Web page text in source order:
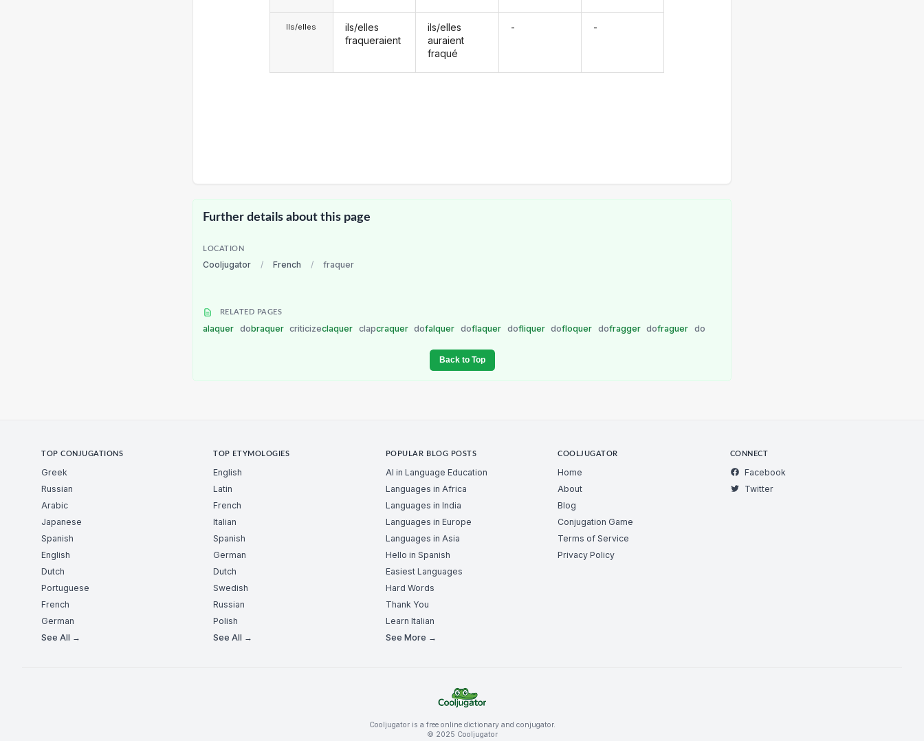
Ils/elles
ils/elles
fraqueraient
ils/elles
auraient
fraqué
- -
Further details about this page
LOCATION
Cooljugator / French / fraquer
RELATED PAGES
alaquer dobraquer criticizeclaquer clapcraquer dofalquer doflaquer dofliquer dofloquer dofragger dofraguer do
Back to Top
TOP CONJUGATIONS
Greek
Russian
Arabic
Japanese
Spanish
English
Dutch
Portuguese
French
German
See All →
TOP ETYMOLOGIES
English
Latin
French
Italian
Spanish
German
Dutch
Swedish
Russian
Polish
See All →
POPULAR BLOG POSTS
AI in Language Education
Languages in Africa
Languages in India
Languages in Europe
Languages in Asia
Hello in Spanish
Easiest Languages
Hard Words
Thank You
Learn Italian
See More →
COOLJUGATOR
Home
About
Blog
Conjugation Game
Terms of Service
Privacy Policy
CONNECT
Facebook
Twitter
Cooljugator is a free online dictionary and conjugator.
© 2025 Cooljugator